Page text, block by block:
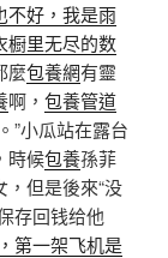
不好，我是雨
橱里无尽的数
麼包養網有靈
啊， 包養管道
”小瓜站在露台
時候包養孫菲
，但是後來“没
存回钱给他
第一架飞机是